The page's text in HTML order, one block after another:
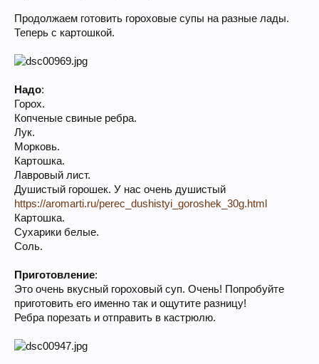
Продолжаем готовить гороховые супы на разные лады.
Теперь с картошкой.
Надо:
Горох.
Копченые свиные ребра.
Лук.
Морковь.
Картошка.
Лавровый лист.
Душистый горошек. У нас очень душистый
https://aromarti.ru/perec_dushistyi_goroshek_30g.html
Картошка.
Сухарики белые.
Соль.
Приготовление:
Это очень вкусный гороховый суп. Очень! Попробуйте
приготовить его именно так и ощутите разницу!
Ребра порезать и отправить в кастрюлю.